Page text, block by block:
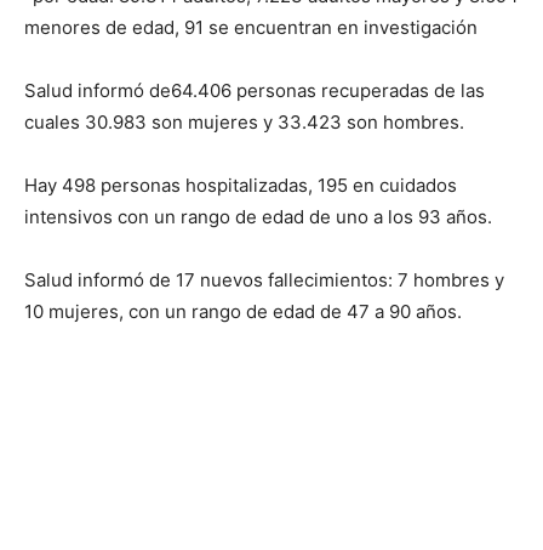
menores de edad, 91 se encuentran en investigación
Salud informó de64.406 personas recuperadas de las
cuales 30.983 son mujeres y 33.423 son hombres.
Hay 498 personas hospitalizadas, 195 en cuidados
intensivos con un rango de edad de uno a los 93 años.
Salud informó de 17 nuevos fallecimientos: 7 hombres y
10 mujeres, con un rango de edad de 47 a 90 años.